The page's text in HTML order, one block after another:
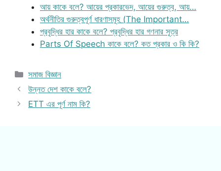
আয় কাকে বলে? আয়ের প্রকারভেদ, আয়ের গুরুত্ব, আয়…
অর্থনীতির গুরুত্বপূর্ণ ধারণাসমূহ (The Important…
প্রবৃদ্ধির হার কাকে বলে? প্রবৃদ্ধির হার গণনার সূত্র
Parts Of Speech কাকে বলে? কত প্রকার ও কি কি?
Categories
সমাজ বিজ্ঞান
উন্নত দেশ কাকে বলে?
ETT এর পূর্ণ নাম কি?